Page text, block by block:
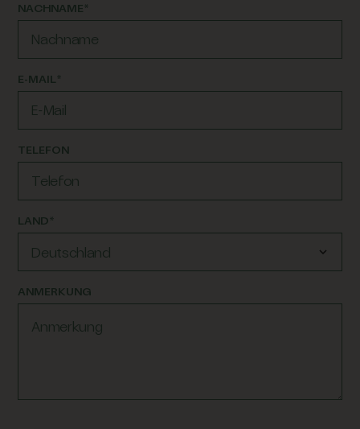
NACHNAME*
E-MAIL*
TELEFON
LAND*
Deutschland
ANMERKUNG